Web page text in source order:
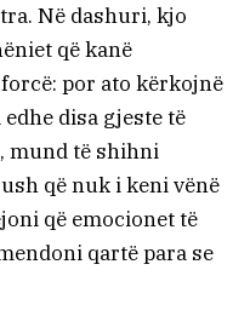
Në dashuri, kjo
që kanë
por ato kërkojnë
disa gjeste të
mund të shihni
që nuk i keni vënë
që emocionet të
qartë para se